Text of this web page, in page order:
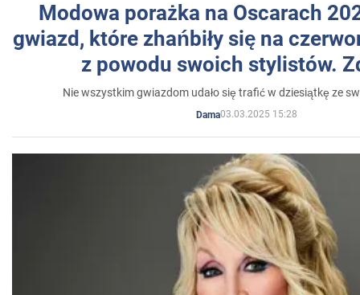
Modowa porażka na Oscarach
gwiazd, które zhańbiły się na
z powodu swoich stylistów.
Nie wszystkim gwiazdom udało się trafić w dziesiątkę ze
Dama03.03.2025 15:28